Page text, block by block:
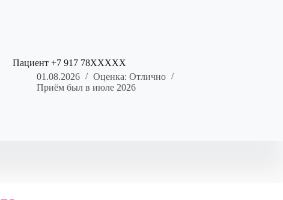
Пациент +7 917 78XXXXX
01.08.2026
Оценка: Отлично
Приём был в июле 2026